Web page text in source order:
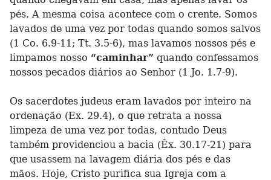
pés. A mesma coisa acontece com o crente. Somos
lavados de uma vez por todas quando somos salvos
(1 Co. 6.9-11; Tt. 3.5-6), mas lavamos nossos pés e
limpamos nosso “caminhar” quando confessamos
nossos pecados diários ao Senhor (1 Jo. 1.7-9).
Os sacerdotes judeus eram lavados por inteiro na
ordenação (Ex. 29.4), o que retrata a nossa
limpeza de uma vez por todas, contudo Deus
também providenciou a bacia (Êx. 30.17-21) para
que usassem na lavagem diária dos pés e das
mãos. Hoje, Cristo purifica sua Igreja com a